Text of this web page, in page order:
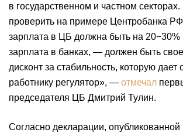
в государственном и частном
проверить на примере Центробанка
зарплата в ЦБ должна быть на 20−30%
зарплата в банках, — должен быть
дисконт за стабильность, которую дает
работнику регулятор», — отмечал
председателя ЦБ Дмитрий Тулин.
Согласно декларации, опубликованной